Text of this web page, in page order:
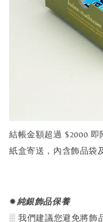
結帳金額超過 $2000
紙盒寄送，內含飾品袋
✹純銀飾品保養
░ 我們建議您避免將飾